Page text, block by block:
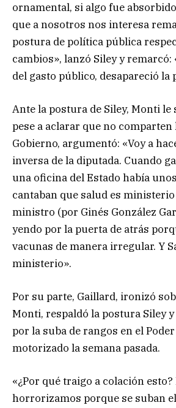
ornamental, si algo fue
que a nosotros nos interesa
postura de política pública
cambios», lanzó Siley y remarcó:
del gasto público, desapareció la
Ante la postura de Siley, Monti le
pese a aclarar que no
Gobierno, argumentó: «Voy a
inversa de la diputada. Cuando
una oficina del Estado había
cantaban que salud es
ministro (por Ginés González
yendo por la puerta de atrás
vacunas de manera irregular. Y
ministerio».
Por su parte, Gaillard, ironizó
Monti, respaldó la postura Siley
por la suba de rangos en el
motorizado la semana pasada.
«¿Por qué traigo a colación
horrorizamos porque se suban